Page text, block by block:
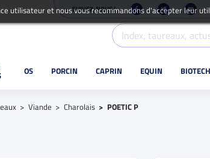
SUIVEZ-NOUS !
OS PORCIN CAPRIN EQUIN
Viande Charolais POETIC P
utilisateur et nous vous recommandons d'accepter leur